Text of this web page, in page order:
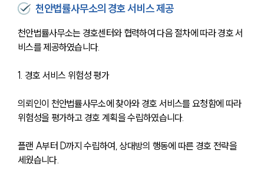
천안법률사무소의 경호 서비스 제공
천안법률사무소는 경호센터와 협력하여 다음 절차에 따라 경호 서
비스를 제공하였습니다.
1. 경호 서비스 위험성 평가
의뢰인이 천안법률사무소에 찾아와 경호 서비스를 요청함에 따라
위험성을 평가하고 경호 계획을 수립하였습니다.
플랜 A부터 D까지 수립하여, 상대방의 행동에 따른 경호 전략을
세웠습니다.